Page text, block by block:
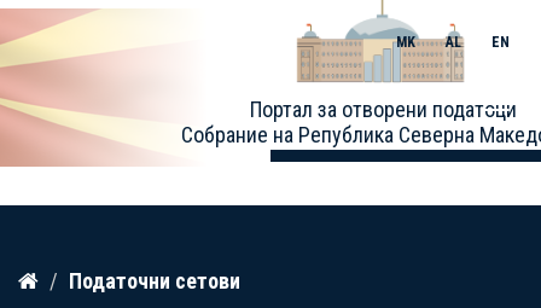
Прескокнете
Портал за отворени податоци
Собрание на Република Северна
MK AL EN
Toggle
Податочни сетови